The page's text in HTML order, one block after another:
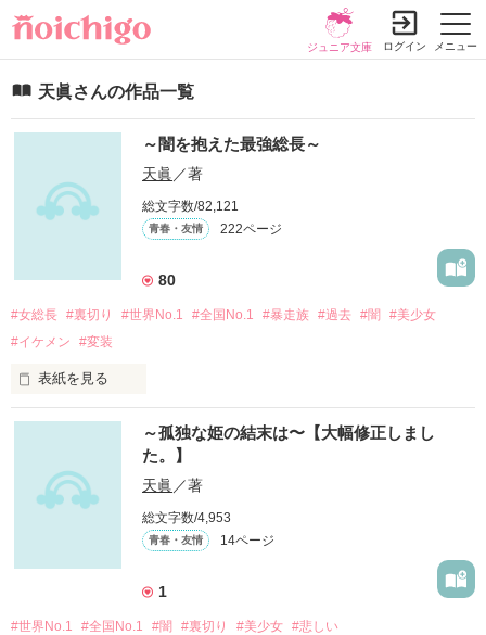
メニュー
ジュニア文庫 ログイン
天眞さんの作品一覧
～闇を抱えた最強総長～
天眞 ／著
総文字数/82,121
青春・友情 222ページ
80
#女総長 #裏切り #世界No.1 #全国No.1 #暴走族 #過去 #闇
#美少女
#イケメン
#変装
表紙を見る
世界No.1暴走族～桜華～
全国No.1暴走族～輝龍～
       総長 一ノ瀬柊〈ｲﾁﾉｾｼｭｳ〉
「今日から転校してもらうわよ♪」
「今日転校生来るらしいですよ。
～孤独な姫の結末は〜【大幅修正しまし
た。】
天眞 ／著
総文字数/4,953
青春・友情 14ページ
1
#世界No.1 #全国No.1 #闇 #裏切り #美少女 #悲しい